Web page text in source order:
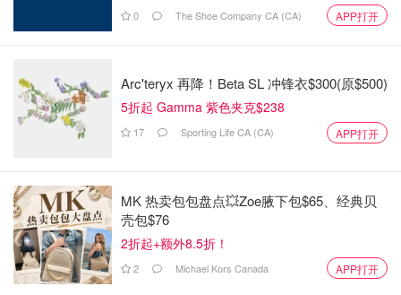
第一次酿推荐用这个
具体制作细节：
过滤水煮沸，加茶包和糖，然后静置到室温。
将SCOBY w starter tea加入常温的茶，然后用纱布把罐子盖
住，以免别的细菌入侵。
0 The Shoe Company CA (CA) APP打开
Arc'teryx 再降！Beta SL 冲锋衣$300(原$500)
5折起 Gamma 紫色夹克$238
17 Sporting Life CA (CA) APP打开
MK 热卖包包盘点💥Zoe腋下包$65、经典贝
壳包$76
2折起+额外8.5折！
2 Michael Kors Canada APP打开